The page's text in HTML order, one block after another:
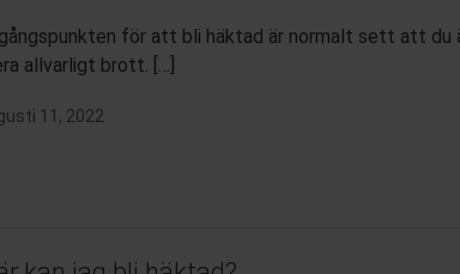
för att bli häktad är normalt sett att du
allvarligt brott. […]
11, 2022